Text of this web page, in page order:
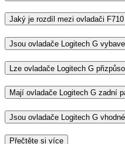
Jaký je rozdíl mezi ovladači
Jsou ovladače Logitech G
Lze ovladače Logitech G
Mají ovladače Logitech G zadní
Jsou ovladače Logitech G
Přečtěte si více